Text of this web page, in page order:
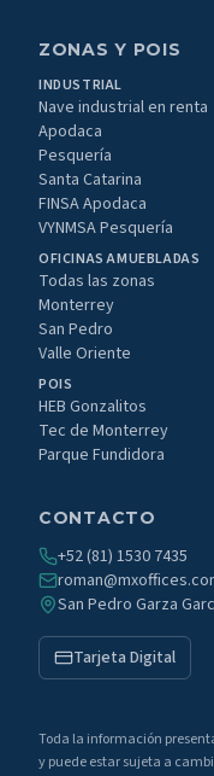
ZONAS Y POIS
INDUSTRIAL
Nave industrial en renta
Apodaca
Pesquería
Santa Catarina
FINSA Apodaca
VYNMSA Pesquería
OFICINAS AMUEBLADAS
Todas las zonas
Monterrey
San Pedro
Valle Oriente
POIS
HEB Gonzalitos
Tec de Monterrey
Parque Fundidora
CONTACTO
+52 (81) 1530 7435
San Pedro Garza
Tarjeta Digital
Toda la información
y puede estar sujeta a